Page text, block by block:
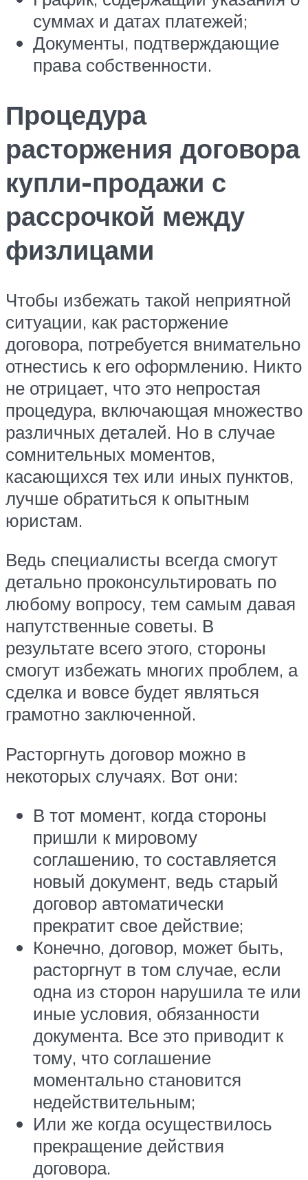
суммах и датах платежей;
Документы, подтверждающие
права собственности.
Процедура
расторжения договора
купли-продажи с
рассрочкой между
физлицами
Чтобы избежать такой неприятной
ситуации, как расторжение
договора, потребуется внимательно
отнестись к его оформлению. Никто
не отрицает, что это непростая
процедура, включающая множество
различных деталей. Но в случае
сомнительных моментов,
касающихся тех или иных пунктов,
лучше обратиться к опытным
юристам.
Ведь специалисты всегда смогут
детально проконсультировать по
любому вопросу, тем самым давая
напутственные советы. В
результате всего этого, стороны
смогут избежать многих проблем, а
сделка и вовсе будет являться
грамотно заключенной.
Расторгнуть договор можно в
некоторых случаях. Вот они:
В тот момент, когда стороны
пришли к мировому
соглашению, то составляется
новый документ, ведь старый
договор автоматически
прекратит свое действие;
Конечно, договор, может быть,
расторгнут в том случае, если
одна из сторон нарушила те или
иные условия, обязанности
документа. Все это приводит к
тому, что соглашение
моментально становится
недействительным;
Или же когда осуществилось
прекращение действия
договора.